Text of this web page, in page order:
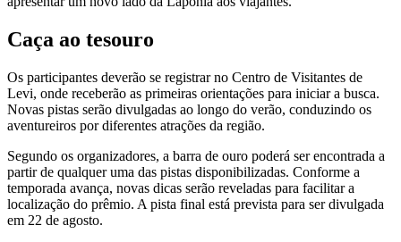
Caça ao tesouro
Os participantes deverão se registrar no Centro de Visitantes de
Levi, onde receberão as primeiras orientações para iniciar a busca.
Novas pistas serão divulgadas ao longo do verão, conduzindo os
aventureiros por diferentes atrações da região.
Segundo os organizadores, a barra de ouro poderá ser encontrada a
partir de qualquer uma das pistas disponibilizadas. Conforme a
temporada avança, novas dicas serão reveladas para facilitar a
localização do prêmio. A pista final está prevista para ser divulgada
em 22 de agosto.